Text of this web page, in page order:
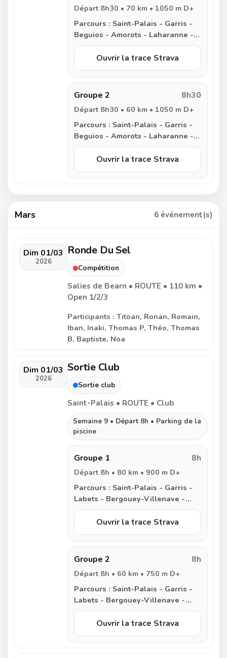
Départ 8h30 • 70 km • 1050 m D+
Parcours :
Beguios - Amorots - Laharanne -
Bardos - Labastide-Clairence -
Ayherre - Isturits - Saint Martin
d’Arberoue - Meharin - Garris -
Ouvrir la trace Strava
Groupe 2 8h30
Départ 8h30 • 60 km • 1050 m D+
Parcours :
Beguios - Amorots - Laharanne -
Pessarrou - Labastide-Clairence -
Ayherre - Isturits - Saint Martin
d’Arberoue - Meharin - Garris -
Ouvrir la trace Strava
Mars 6 événement(s)
Dim 01/03
2026
Ronde Du Sel
Compétition
Salies de Bearn • ROUTE • 110 km •
Open 1/2/3
Participants : Titoan, Ronan, Romain,
Iban, Inaki, Thomas P, Théo, Thomas
B, Baptiste, Noa
Dim 01/03
2026
Sortie Club
Sortie club
Saint-Palais • ROUTE • Club
Semaine 9 • Départ 8h • Parking de la
piscine
Groupe 1 8h
Départ 8h • 80 km • 900 m D+
Parcours :
Labets - Bergouey-Villenave -
Arancou - Came - Hastingues -
Same - Peyrehorade - Came -
Saint-Dos - Labastide-
Domezain - Saint-Palais
Ouvrir la trace Strava
Groupe 2 8h
Départ 8h • 60 km • 750 m D+
Parcours :
Labets - Bergouey-Villenave -
Arancou - Came - Saint-Dos -
Labastide-Villefranche - Ilharre -
Arbouet - Domezain - Saint-Palais
Ouvrir la trace Strava